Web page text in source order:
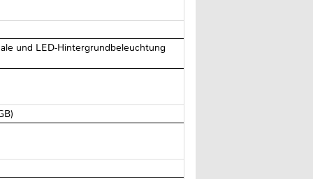
und LED-Hintergrundbeleuchtung